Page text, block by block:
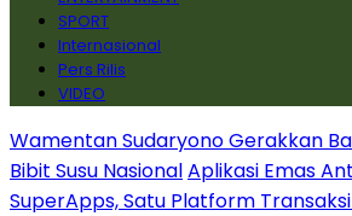
SPORT
Internasional
Pers Rilis
VIDEO
Wamentan Sudaryono Gerakkan
Bibit Susu NasionalAplikasi Emas
SuperApps, Satu Platform